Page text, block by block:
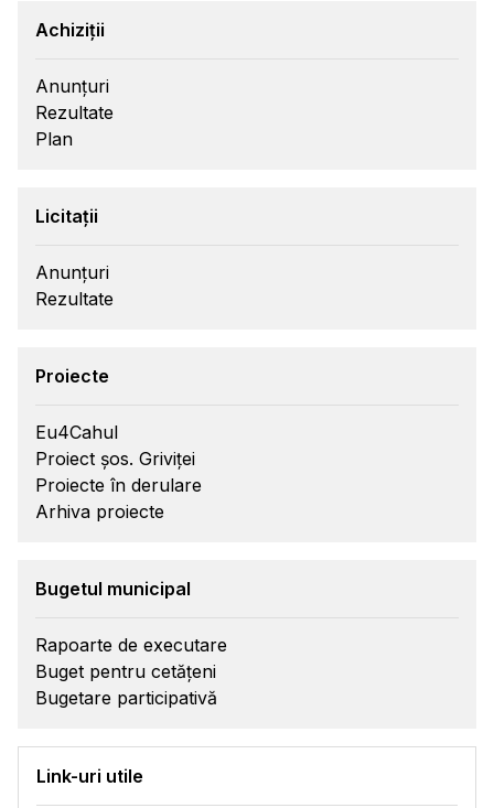
Achiziții
Anunțuri
Rezultate
Plan
Licitații
Anunțuri
Rezultate
Proiecte
Eu4Cahul
Proiect șos. Griviței
Proiecte în derulare
Arhiva proiecte
Bugetul municipal
Rapoarte de executare
Buget pentru cetățeni
Bugetare participativă
Link-uri utile